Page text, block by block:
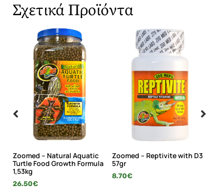
Σχετικά Προϊόντα
Zoomed – Natural Aquatic
Turtle Food Growth Formula
1,53kg
26.50€
Zoomed – Reptivite with D3
57gr
8.70€